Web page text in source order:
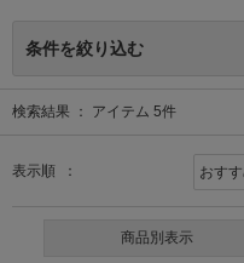
条件を絞り込む
検索結果 ： アイテム 5件
表示順 ：
商品別表示